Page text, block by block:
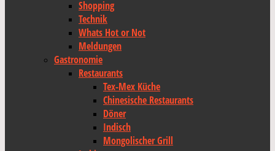
Shopping
Technik
Whats Hot or Not
Meldungen
Gastronomie
Restaurants
Tex-Mex Küche
Chinesische Restaurants
Döner
Indisch
Mongolischer Grill